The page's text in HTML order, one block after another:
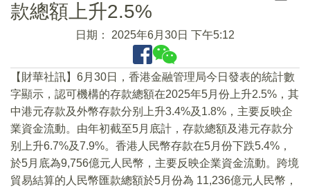
款總額上升2.5%
日期： 2025年6月30日 下午5:12
【財華社訊】6月30日，香港金融管理局今日發表的統計數
字顯示，認可機構的存款總額在2025年5月份上升2.5%，其
中港元存款及外幣存款分别上升3.4%及1.8%，主要反映企
業資金流動。由年初截至5月底計，存款總額及港元存款分
别上升6.7%及7.9%。香港人民幣存款在5月份下跌5.4%，
於5月底為9,756億元人民幣，主要反映企業資金流動。跨境
貿易結算的人民幣匯款總額於5月份為 11,236億元人民幣，